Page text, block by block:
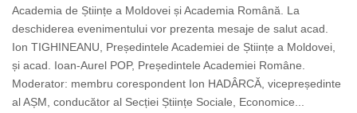
Academia de Științe a Moldovei și Academia Română. La
deschiderea evenimentului vor prezenta mesaje de salut acad.
Ion TIGHINEANU, Președintele Academiei de Științe a Moldovei,
și acad. Ioan-Aurel POP, Președintele Academiei Române.
Moderator: membru corespondent Ion HADÂRCĂ, vicepreședinte
al AȘM, conducător al Secției Științe Sociale, Economice...